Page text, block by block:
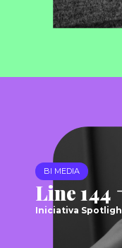
BI MEDIA
Line 144
Iniciativa